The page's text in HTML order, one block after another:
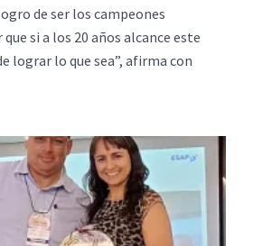
de ser los campeones
si a los 20 años alcance este
lograr lo que sea”, afirma con